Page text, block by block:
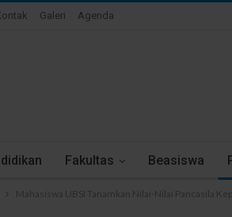
Galeri Agenda
Fakultas Beasiswa
Mahasiswa UBSI Tanamkan Nilai-Nilai Pancasila